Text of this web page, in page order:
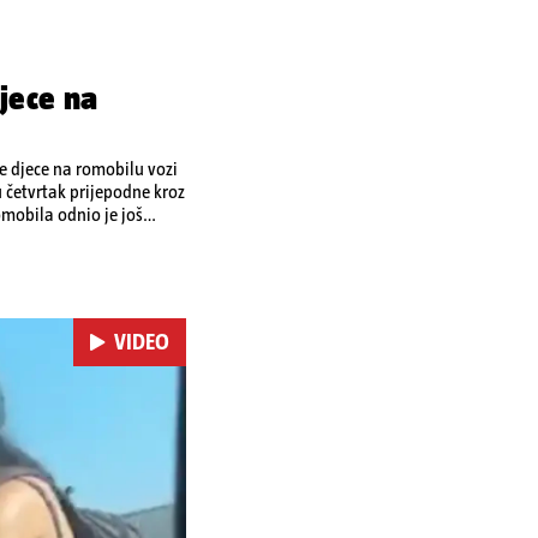
na
djece na romobilu vozi
prijepodne kroz
odnio je još
VIDEO